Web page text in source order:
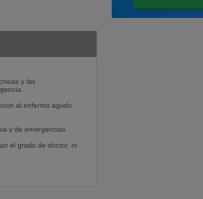
y las
al enfermo agudo
y de emergencias.
el grado de doctor, ni